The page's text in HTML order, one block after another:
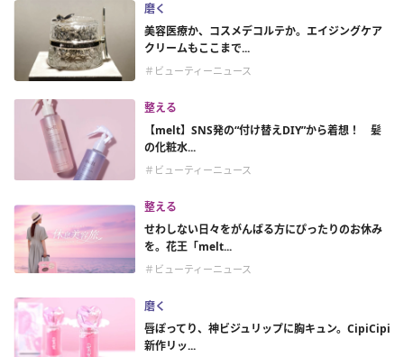
磨く
美容医療か、コスメデコルテか。エイジングケア
クリームもここまで...
＃ビューティーニュース
整える
【melt】SNS発の“付け替えDIY”から着想！ 髪
の化粧水...
＃ビューティーニュース
整える
せわしない日々をがんばる方にぴったりのお休み
を。花王「melt...
＃ビューティーニュース
磨く
唇ぽってり、神ビジュリップに胸キュン。CipiCipi
新作リッ...